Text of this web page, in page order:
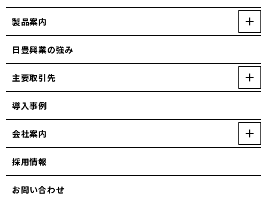
製品案内
日豊興業の強み
主要取引先
導入事例
会社案内
採用情報
お問い合わせ